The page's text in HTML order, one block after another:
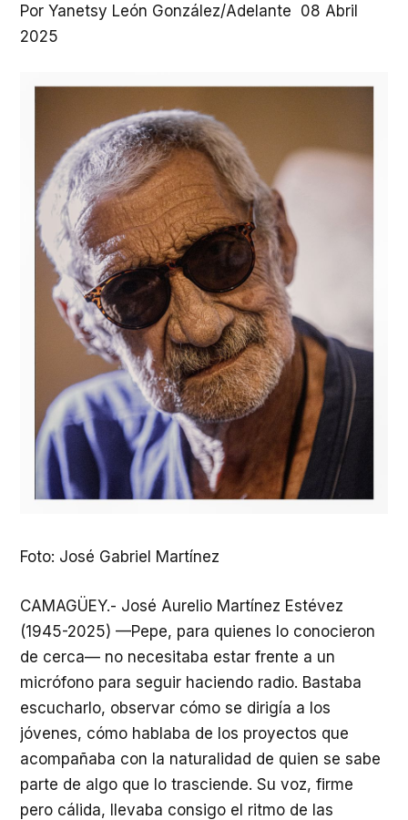
Por Yanetsy León González/Adelante 08 Abril
2025
Foto: José Gabriel Martínez
CAMAGÜEY.- José Aurelio Martínez Estévez
(1945-2025) —Pepe, para quienes lo conocieron
de cerca— no necesitaba estar frente a un
micrófono para seguir haciendo radio. Bastaba
escucharlo, observar cómo se dirigía a los
jóvenes, cómo hablaba de los proyectos que
acompañaba con la naturalidad de quien se sabe
parte de algo que lo trasciende. Su voz, firme
pero cálida, llevaba consigo el ritmo de las